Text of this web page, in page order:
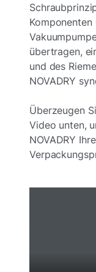
übertragen,
und des
NOVADRY
Überzeugen
Video unten,
NOVADRY